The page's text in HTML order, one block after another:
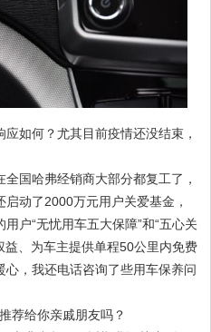
如何？尤其目前疫情还没结束，
国哈弗经销商大部分都复工了，
动了2000万元用户关爱基金，
户“无忧用车五大保障”和“五心关
益、为车主提供单程50公里内免费
，我还电话咨询了些用车保养问
荐给你亲戚朋友吗？